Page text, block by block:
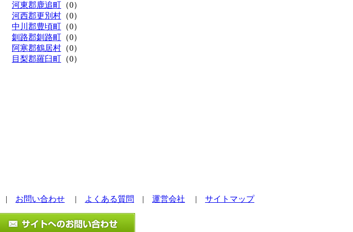
河東郡鹿追町 （0）
河西郡更別村 （0）
中川郡豊頃町 （0）
釧路郡釧路町 （0）
阿寒郡鶴居村 （0）
目梨郡羅臼町 （0）
| お問い合わせ | よくある質問 | 運営会社 | サイトマップ